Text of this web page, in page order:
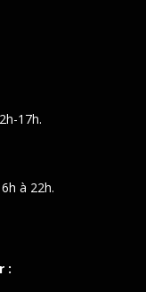
17h.
à 22h.
: